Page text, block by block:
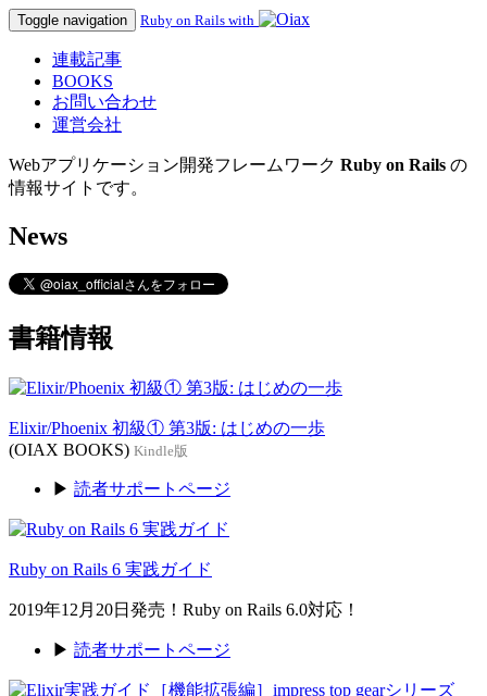
Toggle navigation Ruby on Rails with
連載記事
BOOKS
お問い合わせ
運営会社
Webアプリケーション開発フレームワーク Ruby on Rails の
情報サイトです。
News
書籍情報
Elixir/Phoenix 初級① 第3版: はじめの一歩
(OIAX BOOKS) Kindle版
▶ 読者サポートページ
Ruby on Rails 6 実践ガイド
2019年12月20日発売！Ruby on Rails 6.0対応！
▶ 読者サポートページ